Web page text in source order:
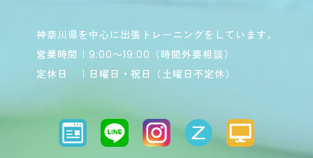
神奈川県を中心に出張トレーニングをしています。
営業時間｜9:00～19:00（時間外要相談）
定休日 ｜日曜日・祝日（土曜日不定休）